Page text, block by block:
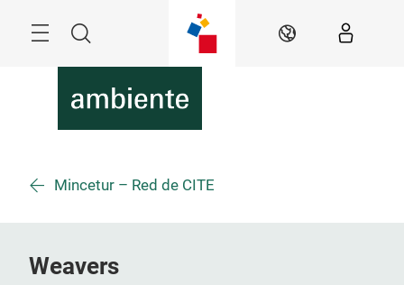
Suche DE
Mincetur – Red de CITE
Weavers